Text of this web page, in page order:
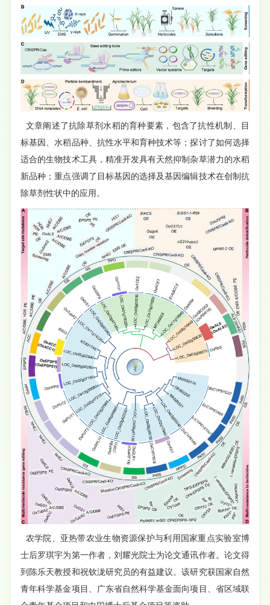
文章阐述了抗除草剂水稻的育种要素，包含了抗性机制、目
标基因、水稻品种、抗性水平和育种技术等；探讨了如何选择
适合的生物技术工具，精准开发具有天然抑制杂草潜力的水稻
新品种；重点强调了目标基因的选择及基因编辑技术在创制抗
除草剂性状中的应用。
农学院、亚热带农业生物资源保护与利用国家重点实验室博
士后罗琪宇为第一作者，刘耀光院士为论文通讯作者。论文得
到陈乐天教授和祝钦泷研究员的有益建议。该研究获国家自然
青年科学基金项目、广东省自然科学基金面向项目、省区域联